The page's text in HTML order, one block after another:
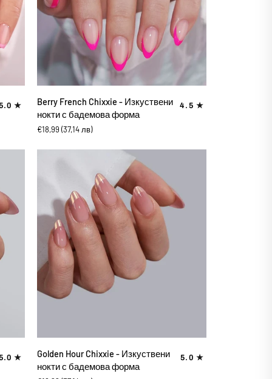
ДОБАВИ В КОЛИЧКАТА
Berry
French
Chixxie
-
Изкуствени
форма
Berry French Chixxie - Изкуствени
нокти с бадемова форма
4.5
€18,99 (37,14 лв)
Golden
Hour
Chixxie
Golden Hour Chixxie - Изкуствени
нокти с бадемова форма
5.0